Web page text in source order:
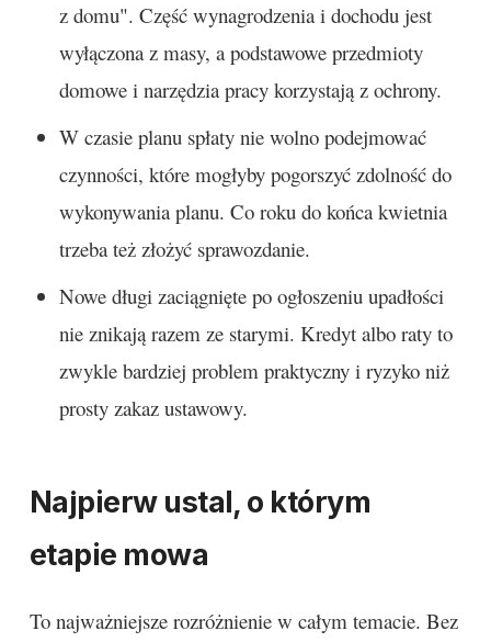
z domu". Część wynagrodzenia i dochodu jest
wyłączona z masy, a podstawowe przedmioty
domowe i narzędzia pracy korzystają z ochrony.
W czasie planu spłaty nie wolno podejmować
czynności, które mogłyby pogorszyć zdolność do
wykonywania planu. Co roku do końca kwietnia
trzeba też złożyć sprawozdanie.
Nowe długi zaciągnięte po ogłoszeniu upadłości
nie znikają razem ze starymi. Kredyt albo raty to
zwykle bardziej problem praktyczny i ryzyko niż
prosty zakaz ustawowy.
Najpierw ustal, o którym
etapie mowa
To najważniejsze rozróżnienie w całym temacie. Bez